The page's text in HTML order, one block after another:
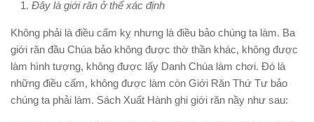
Đây là giới răn ở thể xác định
Không phải là điều cấm kỵ nhưng là điều bảo chúng ta làm. Ba
giới răn đầu Chúa bảo không được thờ thần khác, không được
làm hình tượng, không được lấy Danh Chúa làm chơi. Đó là
những điều cấm, không được làm còn Giới Răn Thứ Tư bảo
chúng ta phải làm. Sách Xuất Hành ghi giới răn nầy như sau: